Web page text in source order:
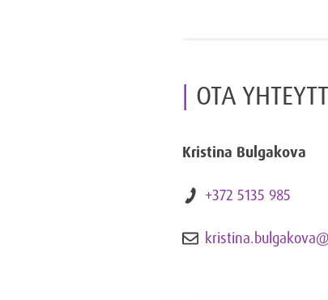
OTA
Kristina Bulgakova
+372 5135 985